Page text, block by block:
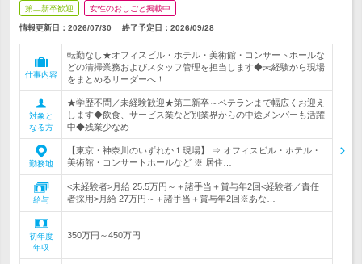
第二新卒歓迎 女性のおしごと掲載中
情報更新日：2026/07/30 終了予定日： 2026/09/28
仕事内容
転勤なし★オフィスビル・ホテル・美術館・コンサートホールな
どの清掃業務およびスタッフ管理を担当します◆未経験から現場
をまとめるリーダーへ！
対象と
なる方
★学歴不問／未経験歓迎★第二新卒～ベテランまで幅広くお迎え
します◆飲食、サービス業など別業界からの中途メンバーも活躍
中◆残業少なめ
勤務地
【東京・神奈川のいずれか１現場】 ⇒ オフィスビル・ホテル・
美術館・コンサートホールなど ※ 居住…
給与
<未経験者>月給 25.5万円～＋諸手当＋賞与年2回<経験者／責任
者採用>月給 27万円～＋諸手当＋賞与年2回※あな…
初年度
年収
350万円～450万円